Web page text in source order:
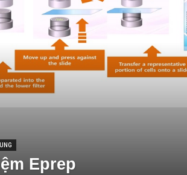
Eprep